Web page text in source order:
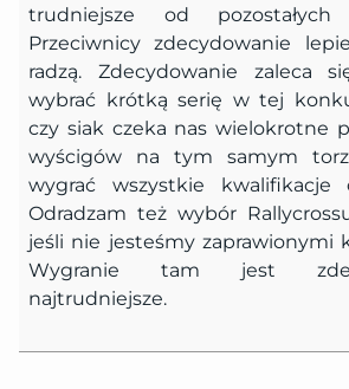
trudniejsze od pozostałych
Przeciwnicy zdecydowanie
radzą. Zdecydowanie zaleca
wybrać krótką serię w tej
czy siak czeka nas wielokrotne
wyścigów na tym samym
wygrać wszystkie kwalifikacje
Odradzam też wybór
jeśli nie jesteśmy zaprawionymi
Wygranie tam jest
najtrudniejsze.